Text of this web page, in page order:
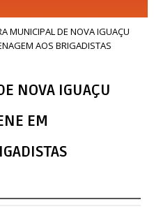
MUNICIPAL DE NOVA IGUAÇU
AOS BRIGADISTAS
NOVA IGUAÇU
EM